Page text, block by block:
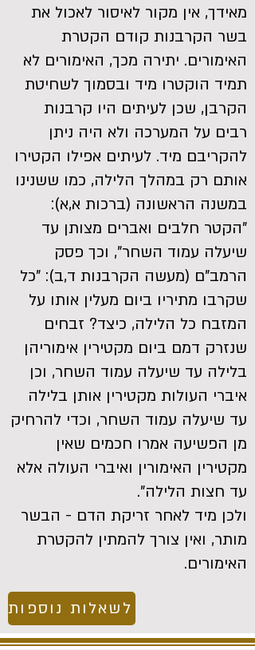
מאידך, אין מקור לאיסור לאכול את
בשר הקרבנות קודם הקטרת
האימורים. יתירה מכך, האימורים לא
תמיד הוקטרו מיד ובסמוך לשחיטת
הקרבן, שכן לעיתים היו קרבנות
רבים על המערכה ולא היה ניתן
להקריבם מיד. לעיתים אפילו הקטירו
אותם רק במהלך הלילה, כמו ששנינו
במשנה הראשונה (ברכות א,א):
"הקטר חלבים ואברים מצותן עד
שיעלה עמוד השחר", וכך פסק
הרמב"ם (מעשה הקרבנות ד,ב): "כל
שקרבו מתיריו ביום מעלין אותו על
המזבח כל הלילה, כיצד? זבחים
שנזרק דמם ביום מקטירין אימוריהן
בלילה עד שיעלה עמוד השחר, וכן
איברי העולות מקטירין אותן בלילה
עד שיעלה עמוד השחר, וכדי להרחיק
מן הפשיעה אמרו חכמים שאין
מקטירין האימורין ואיברי העולה אלא
עד חצות הלילה".
ולכן מיד לאחר זריקת הדם - הבשר
מותר, ואין צורך להמתין להקטרת
האימורים.
לשאלות נוספות